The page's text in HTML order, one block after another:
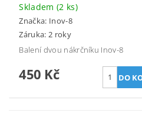
Skladem (2 ks)
Značka: Inov-8
Záruka: 2 roky
Balení dvou nákrčníku Inov-8
450 Kč